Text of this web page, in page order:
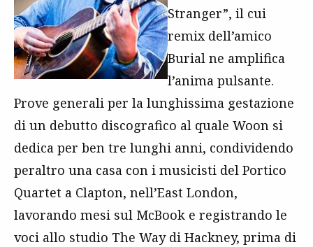
Stranger”, il cui
remix dell’amico
Burial ne amplifica
l’anima pulsante.
Prove generali per la lunghissima gestazione
di un debutto discografico al quale Woon si
dedica per ben tre lunghi anni, condividendo
peraltro una casa con i musicisti del Portico
Quartet a Clapton, nell’East London,
lavorando mesi sul McBook e registrando le
voci allo studio The Way di Hackney, prima di